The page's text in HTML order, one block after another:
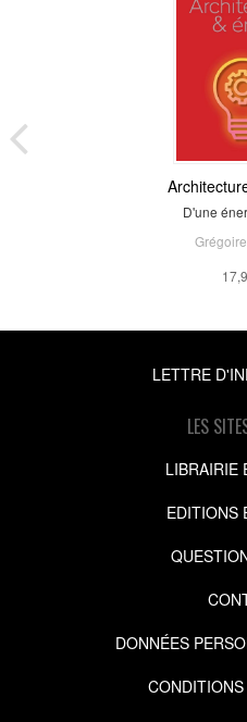
D'une
LETTRE
LES
LIBRAIRIE
EDITIONS
DONNÉES